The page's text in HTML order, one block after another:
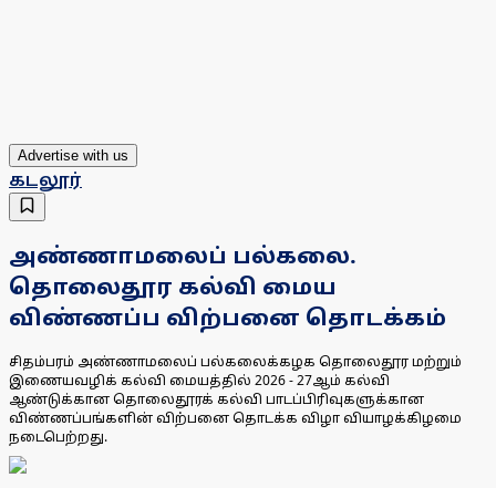
Advertise with us
கடலூர்
அண்ணாமலைப் பல்கலை.
தொலைதூர கல்வி மைய
விண்ணப்ப விற்பனை தொடக்கம்
சிதம்பரம் அண்ணாமலைப் பல்கலைக்கழக தொலைதூர மற்றும்
இணையவழிக் கல்வி மையத்தில் 2026 - 27ஆம் கல்வி
ஆண்டுக்கான தொலைதூரக் கல்வி பாடப்பிரிவுகளுக்கான
விண்ணப்பங்களின் விற்பனை தொடக்க விழா வியாழக்கிழமை
நடைபெற்றது.